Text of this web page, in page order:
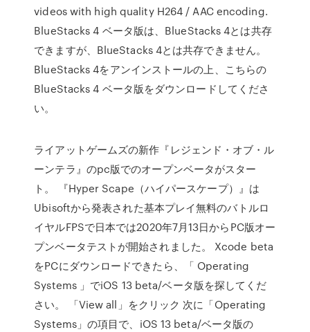
videos with high quality H264 / AAC encoding.
BlueStacks 4 ベータ版は、BlueStacks 4とは共存
できますが、BlueStacks 4とは共存できません。
BlueStacks 4をアンインストールの上、こちらの
BlueStacks 4 ベータ版をダウンロードしてくださ
い。
ライアットゲームズの新作『レジェンド・オブ・ル
ーンテラ』のpc版でのオープンベータがスター
ト。 『Hyper Scape（ハイパースケープ）』は
Ubisoftから発表された基本プレイ無料のバトルロ
イヤルFPSで日本では2020年7月13日からPC版オー
プンベータテストが開始されました。 Xcode beta
をPCにダウンロードできたら、「 Operating
Systems 」でiOS 13 beta/ベータ版を探してくだ
さい。 「View all」をクリック 次に「Operating
Systems」の項目で、iOS 13 beta/ベータ版の